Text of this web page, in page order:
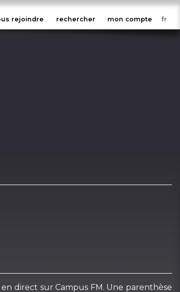
rejoindre rechercher mon compte
direct sur Campus FM. Une parenthèse